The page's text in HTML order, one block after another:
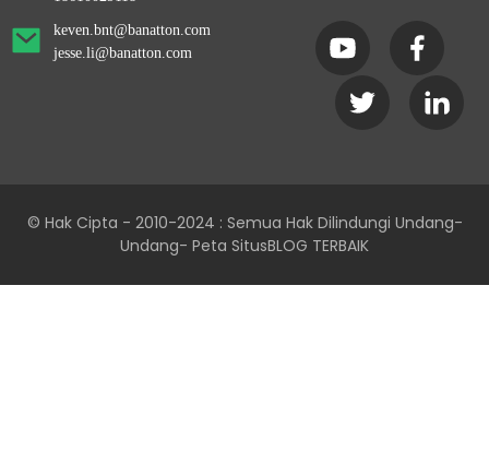
keven.bnt@banatton.com
jesse.li@banatton.com
© Hak Cipta - 2010-2024 : Semua Hak Dilindungi Undang-
Undang- Peta SitusBLOG TERBAIK